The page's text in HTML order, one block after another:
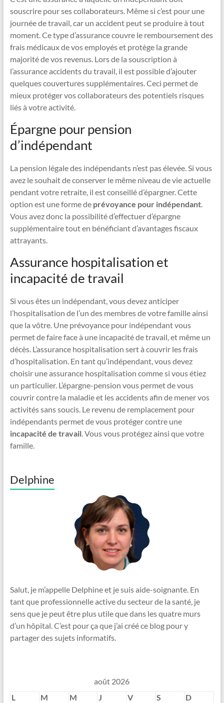
souscrire pour ses collaborateurs. Même si c’est pour une
journée de travail, car un accident peut se produire à tout
moment. Ce type d’assurance couvre le remboursement des
frais médicaux de vos employés et protège la grande
majorité de vos revenus. Lors de la souscription à
l’assurance accidents du travail, il est possible d’ajouter
quelques couvertures supplémentaires. Ceci permet de
mieux protéger vos collaborateurs des potentiels risques
liés à votre activité.
Épargne pour pension
d’indépendant
La pension légale des indépendants n’est pas élevée. Si vous
avez le souhait de conserver le même niveau de vie actuelle
pendant votre retraite, il est conseillé d’épargner. Cette
option est une forme de prévoyance pour indépendant.
Vous avez donc la possibilité d’effectuer d’épargne
supplémentaire tout en bénéficiant d’avantages fiscaux
attrayants.
Assurance hospitalisation et
incapacité de travail
Si vous êtes un indépendant, vous devez anticiper
l’hospitalisation de l’un des membres de votre famille ainsi
que la vôtre. Une prévoyance pour indépendant vous
permet de faire face à une incapacité de travail, et même un
décès. L’assurance hospitalisation sert à couvrir les frais
d’hospitalisation. En tant qu’indépendant, vous devez
choisir une assurance hospitalisation comme si vous étiez
un particulier. L’épargne-pension vous permet de vous
couvrir contre la maladie et les accidents afin de mener vos
activités sans soucis. Le revenu de remplacement pour
indépendants permet de vous protéger contre une
incapacité de travail. Vous vous protégez ainsi que votre
famille.
Delphine
Salut, je m’appelle Delphine et je suis aide-soignante. En
tant que professionnelle active du secteur de la santé, je
sens que je peut être plus utile que dans les quatre murs
d’un hôpital. C’est pour ça que j’ai créé ce blog pour y
partager des sujets informatifs.
août 2026
L
M M J V S
D